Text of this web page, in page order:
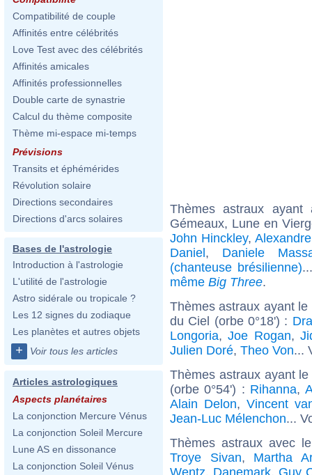
Compatibilité de couple
Affinités entre célébrités
Love Test avec des célébrités
Affinités amicales
Affinités professionnelles
Double carte de synastrie
Calcul du thème composite
Thème mi-espace mi-temps
Prévisions
Transits et éphémérides
Révolution solaire
Directions secondaires
Directions d'arcs solaires
Bases de l'astrologie
Introduction à l'astrologie
L'utilité de l'astrologie
Astro sidérale ou tropicale ?
Les 12 signes du zodiaque
Les planètes et autres objets
+ Voir tous les articles
Articles astrologiques
Aspects planétaires
La conjonction Mercure Vénus
La conjonction Soleil Mercure
Lune AS en dissonance
La conjonction Soleil Vénus
Thèmes astraux
Gémeaux, Lune en
John Hinckley,
Daniel, Daniele
(chanteuse brésilienne)
même Big Three.
Thèmes astraux ayant
du Ciel (orbe 0°18') :
Longoria,Joe Rogan,
Julien Doré, Theo Von...
Thèmes astraux ayant
(orbe 0°54') : Rihanna,
Alain Delon,Vincent
Jean-Luc Mélenchon...
Thèmes astraux avec
Troye Sivan, Martha
Wentz, Danemark, Guy